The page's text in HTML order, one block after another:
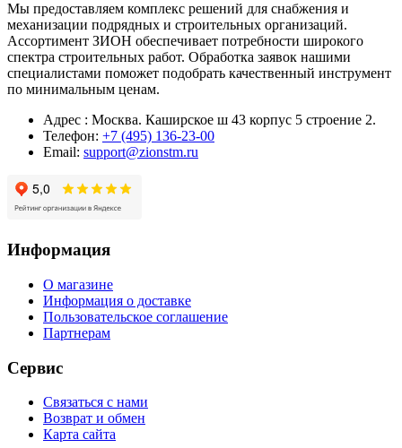
Мы предоставляем комплекс решений для снабжения и
механизации подрядных и строительных организаций.
Ассортимент ЗИОН обеспечивает потребности широкого
спектра строительных работ. Обработка заявок нашими
специалистами поможет подобрать качественный инструмент
по минимальным ценам.
Адрес : Москва. Каширское ш 43 корпус 5 строение 2.
Телефон: +7 (495) 136-23-00
Email: support@zionstm.ru
Информация
О магазине
Информация о доставке
Пользовательское соглашение
Партнерам
Сервис
Связаться с нами
Возврат и обмен
Карта сайта